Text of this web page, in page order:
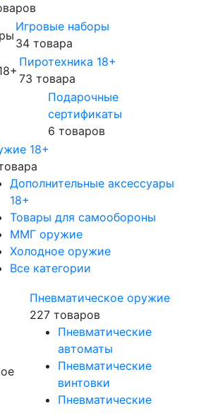
Игровые наборы
34 товара
Пиротехника 18+
73 товара
Подарочные
сертификаты
6 товаров
18+
Дополнительные аксессуары
18+
Товары для самообороны
ММГ оружие
Холодное оружие
Все категории
Пневматическое оружие
227 товаров
Пневматические
автоматы
Пневматические
винтовки
Пневматические